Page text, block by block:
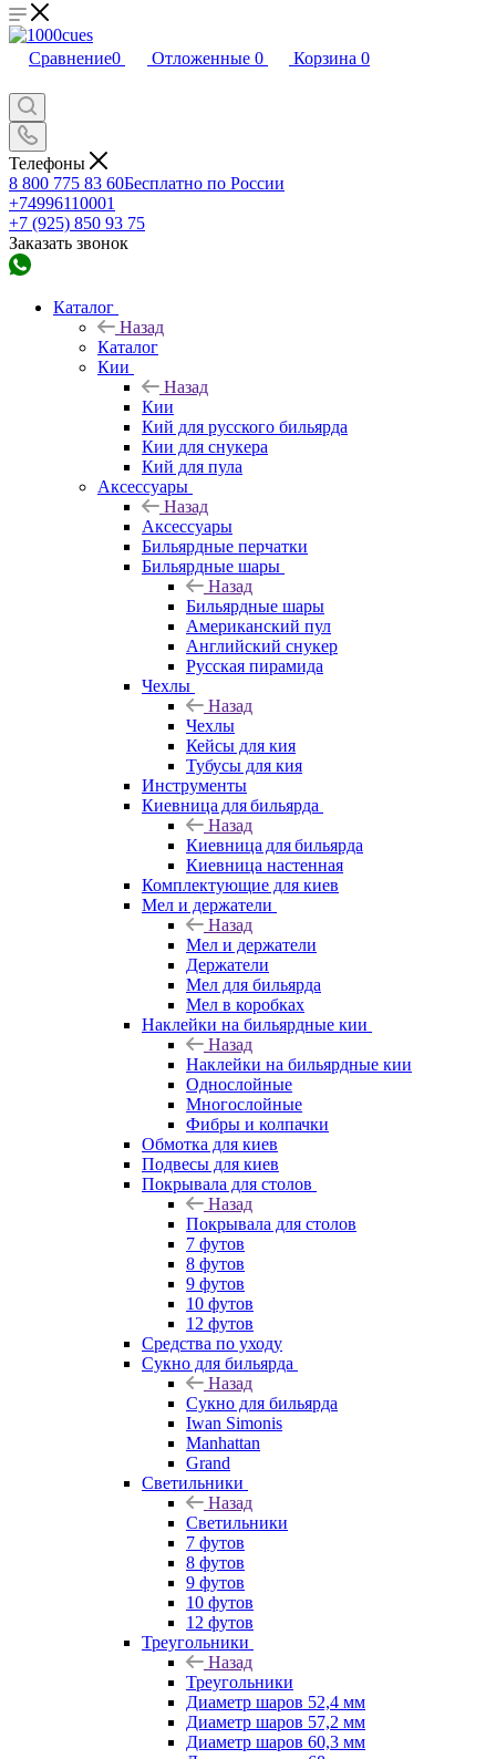
Сравнение0 Отложенные 0 Корзина 0
Телефоны
8 800 775 83 60Бесплатно по России
+74996110001
+7 (925) 850 93 75
Заказать звонок
Каталог
Назад
Каталог
Кии
Назад
Кии
Кий для русского бильярда
Кии для снукера
Кий для пула
Аксессуары
Назад
Аксессуары
Бильярдные перчатки
Бильярдные шары
Назад
Бильярдные шары
Американский пул
Английский снукер
Русская пирамида
Чехлы
Назад
Чехлы
Кейсы для кия
Тубусы для кия
Инструменты
Киевница для бильярда
Назад
Киевница для бильярда
Киевница настенная
Комплектующие для киев
Мел и держатели
Назад
Мел и держатели
Держатели
Мел для бильярда
Мел в коробках
Наклейки на бильярдные кии
Назад
Наклейки на бильярдные кии
Однослойные
Многослойные
Фибры и колпачки
Обмотка для киев
Подвесы для киев
Покрывала для столов
Назад
Покрывала для столов
7 футов
8 футов
9 футов
10 футов
12 футов
Средства по уходу
Сукно для бильярда
Назад
Сукно для бильярда
Iwan Simonis
Manhattan
Grand
Светильники
Назад
Светильники
7 футов
8 футов
9 футов
10 футов
12 футов
Треугольники
Назад
Треугольники
Диаметр шаров 52,4 мм
Диаметр шаров 57,2 мм
Диаметр шаров 60,3 мм